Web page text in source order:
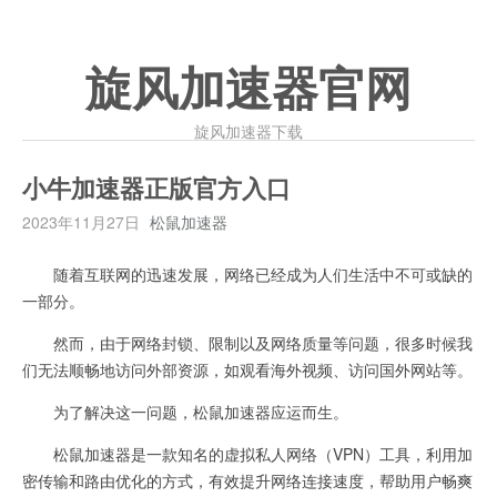
旋风加速器官网
旋风加速器下载
小牛加速器正版官方入口
2023年11月27日 松鼠加速器
随着互联网的迅速发展，网络已经成为人们生活中不可或缺的
一部分。
然而，由于网络封锁、限制以及网络质量等问题，很多时候我
们无法顺畅地访问外部资源，如观看海外视频、访问国外网站等。
为了解决这一问题，松鼠加速器应运而生。
松鼠加速器是一款知名的虚拟私人网络（VPN）工具，利用加
密传输和路由优化的方式，有效提升网络连接速度，帮助用户畅爽